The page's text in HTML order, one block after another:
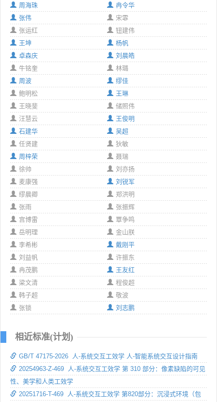
周海珠
冉令华
张伟
宋霏
张运红
钮建伟
王坤
杨帆
卓森庆
刘晨皓
牛铭奎
林璐
周波
缪佳
鲍明松
王琳
王晓斐
储照伟
汪慧云
王俊明
石建华
吴超
任贤建
狄敏
周梓荣
聂瑞
徐帅
刘亦扬
麦康强
刘锐军
缪晨卿
郑洪明
张雨
张振辉
宫博雷
覃争鸣
岳明理
金山朕
李希彬
戴刚平
刘益帆
许振东
冉茂鹏
王友红
梁文清
程俊超
韩子超
敬波
张锁
刘志鹏
相近标准(计划)
GB/T 47175-2026 人-系统交互工效学 人-智能系统交互设计指南
20254963-Z-469 人-系统交互工效学 第 310 部分：像素缺陷的可见
性、美学和人类工效学
20251716-T-469 人-系统交互工效学 第820部分：沉浸式环境（包